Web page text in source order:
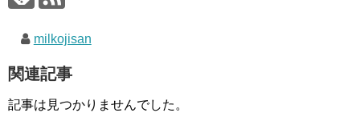
milkojisan
関連記事
記事は見つかりませんでした。